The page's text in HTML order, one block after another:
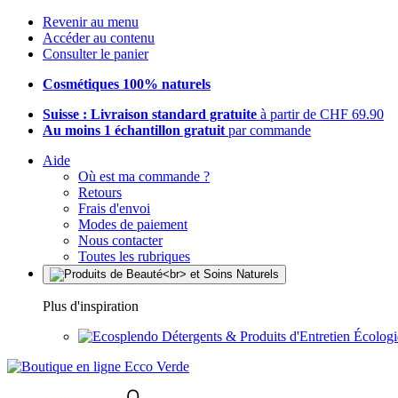
Revenir au menu
Accéder au contenu
Consulter le panier
Cosmétiques 100% naturels
Suisse : Livraison standard gratuite à partir de CHF 69.90
Au moins 1 échantillon gratuit par commande
Aide
Où est ma commande ?
Retours
Frais d'envoi
Modes de paiement
Nous contacter
Toutes les rubriques
Plus d'inspiration
Détergents & Produits d'Entretien